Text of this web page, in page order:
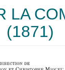
LA
(1871)